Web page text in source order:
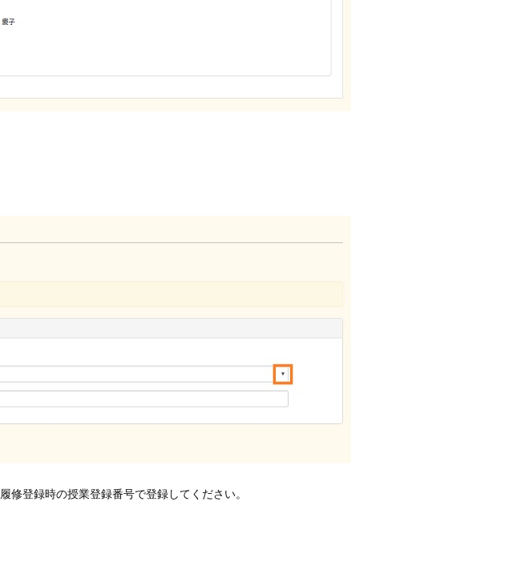
履修登録時の授業登録番号で登録してください。